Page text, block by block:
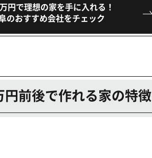
円で理想の家を手に入れる！
のおすすめ会社をチェック
前後で作れる家の特徴